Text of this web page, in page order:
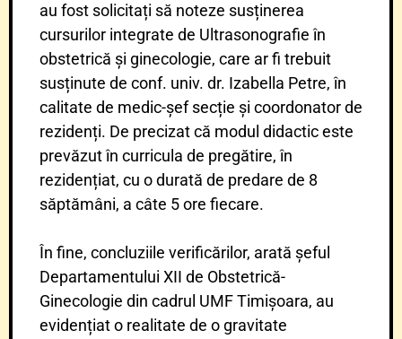
au fost solicitați să noteze susținerea
cursurilor integrate de Ultrasonografie în
obstetrică și ginecologie, care ar fi trebuit
susținute de conf. univ. dr. Izabella Petre, în
calitate de medic-șef secție și coordonator de
rezidenți. De precizat că modul didactic este
prevăzut în curricula de pregătire, în
rezidențiat, cu o durată de predare de 8
săptămâni, a câte 5 ore fiecare.
În fine, concluziile verificărilor, arată șeful
Departamentului XII de Obstetrică-
Ginecologie din cadrul UMF Timișoara, au
evidențiat o realitate de o gravitate